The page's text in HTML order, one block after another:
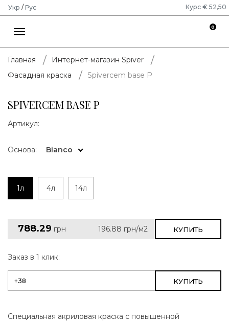
Укр / Рус Курс € 52,50
0
Главная
Интернет-магазин Spiver
Фасадная краска
Spivercem base P
SPIVERCEM BASE P
Артикул:
Основа: Bianco
1л 4л 14л
788.29 грн 196.88 грн/м2 КУПИТЬ
Заказ в 1 клик:
КУПИТЬ
Специальная акриловая краска с повышенной